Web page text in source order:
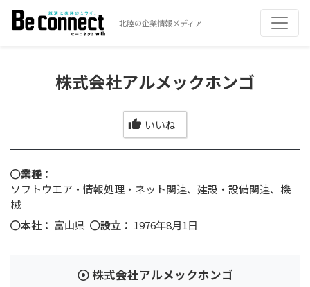
北陸の企業情報メディア
株式会社アルメックホンゴ
いいね
業種：
ソフトウエア・情報処理・ネット関連、建設・設備関連、機
械
本社： 富山県 設立： 1976年8月1日
株式会社アルメックホンゴ